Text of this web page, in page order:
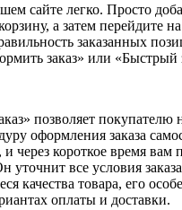
сайте легко. Просто
а затем перейдите
заказанных
заказ» или «Быстрый
позволяет покупателю
оформления заказа
через короткое время вам
уточнит все условия
качества товара, его
оплаты и доставки.